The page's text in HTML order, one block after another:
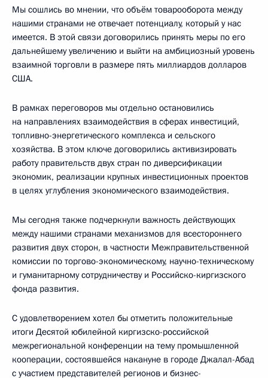
Мы сошлись во мнении, что объём товарооборота между
нашими странами не отвечает потенциалу, который у нас
имеется. В этой связи договорились принять меры по его
дальнейшему увеличению и выйти на амбициозный уровень
взаимной торговли в размере пять миллиардов долларов
США.
В рамках переговоров мы отдельно остановились
на направлениях взаимодействия в сферах инвестиций,
топливно-энергетического комплекса и сельского
хозяйства. В этом ключе договорились активизировать
работу правительств двух стран по диверсификации
экономик, реализации крупных инвестиционных проектов
в целях углубления экономического взаимодействия.
Мы сегодня также подчеркнули важность действующих
между нашими странами механизмов для всестороннего
развития двух сторон, в частности Межправительственной
комиссии по торгово-экономическому, научно-техническому
и гуманитарному сотрудничеству и Российско-киргизского
фонда развития.
С удовлетворением хотел бы отметить положительные
итоги Десятой юбилейной киргизско-российской
межрегиональной конференции на тему промышленной
кооперации, состоявшейся накануне в городе Джалал-Абад
с участием представителей регионов и бизнес-